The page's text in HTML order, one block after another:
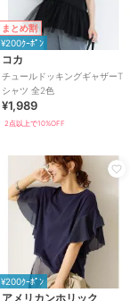
まとめ割
¥200ｸｰﾎﾟﾝ
コカ
チュールドッキングギャザーT
シャツ 全2色
¥1,989
2点以上で10%OFF
¥200ｸｰﾎﾟﾝ
アメリカンホリック